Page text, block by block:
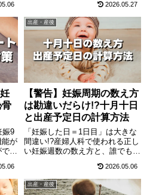
新
。フ
娠の
るべ
も
のタイミングと、早く知りたい・
結果を残したいなどの目的別おす
すめ妊娠検査薬（ドゥーテスト、
チェックワン等）を徹底解説。陽
性反応後にすぐやるべき必須の準
備もまとめました。
2026.05.27
骨
娠9
能が
き
し
と
産休
出産・産後
【警告】妊娠周期の数え方
は勘違いだらけ!?十月十日
と出産予定日の計算方法
「妊娠した日＝1日目」は大きな
間違い!?産婦人科で使われる正し
い妊娠週数の数え方と、誰でも簡
（ネーゲレの概算法）をわかりや
すく解説。生理不順の場合のズレ
や、エコーによる予定日修正、妊
2026.05.06
出産・産後